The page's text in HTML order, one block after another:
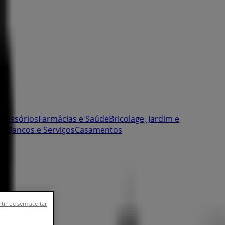
Farmácias e SaúdeBricolage, Jardim e
Bancos e ServiçosCasamentos
sem aceitar